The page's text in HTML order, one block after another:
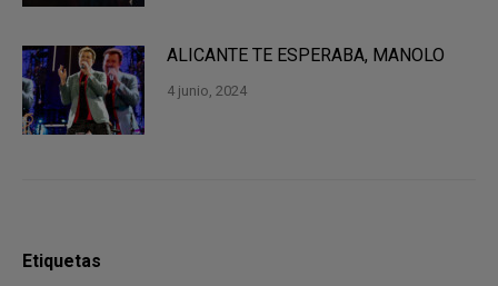
ALICANTE TE ESPERABA, MANOLO
4 junio, 2024
Etiquetas